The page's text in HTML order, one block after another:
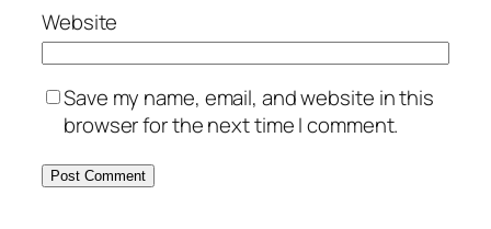
Website
Save my name, email, and website in this
browser for the next time I comment.